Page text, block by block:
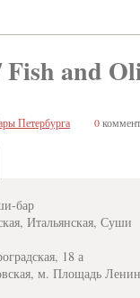
and
Петербурга 0
бар
Итальянская, Суши
18 а
м. Площадь